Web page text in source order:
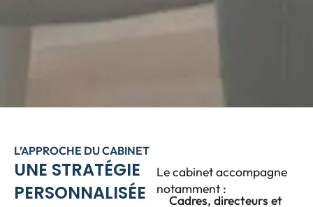
L’APPROCHE DU CABINET
UNE STRATÉGIE
PERSONNALISÉE
Le cabinet accompagne
notamment :
Cadres, directeurs et